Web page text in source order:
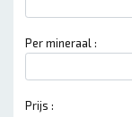
Per mineraal :
Prijs :